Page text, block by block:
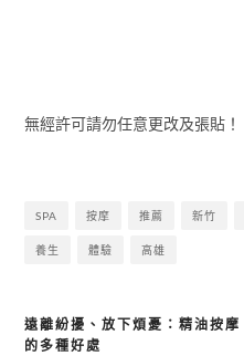
無經許可請勿任意更改及張貼！
SPA 按摩 推薦 新竹
養生 體驗 高雄
文
遠離紛擾、放下煩憂：精油按摩
的多種好處